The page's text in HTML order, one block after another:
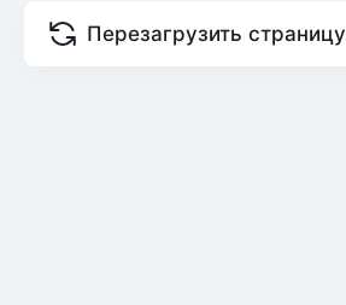
Перезагрузить страницу